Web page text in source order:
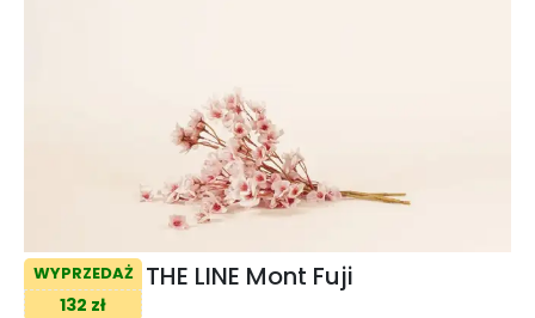
WYPRZEDAŻ
132 zł
THE LINE Mont Fuji